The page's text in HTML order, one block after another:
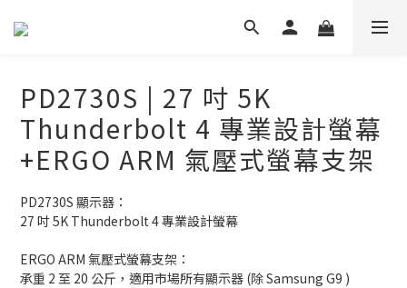
PD2730S | 27 吋 5K
Thunderbolt 4 專業設計螢幕
+ERGO ARM 氣壓式螢幕支架
PD2730S 顯示器：
27 吋 5K Thunderbolt 4 專業設計螢幕
ERGO ARM 氣壓式螢幕支架：
承重 2 至 20 公斤，適用市場所有顯示器 (除 Samsung G9 )